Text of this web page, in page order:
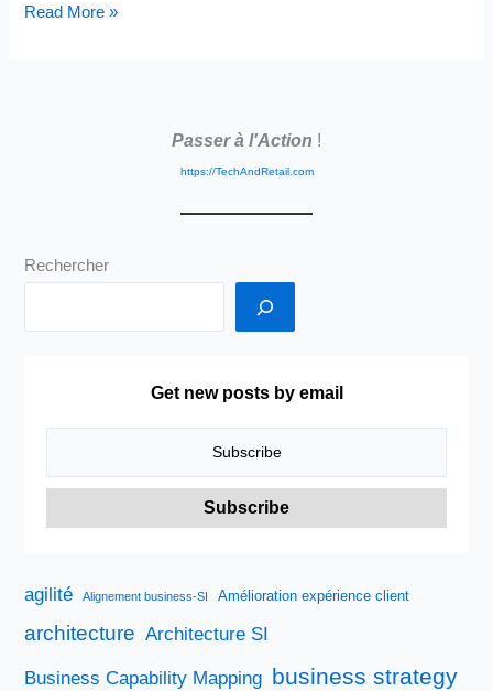
V2
Read More »
Passer à l'Action !
https://TechAndRetail.com
Rechercher
Get new posts by email
agilité Alignement business-SI Amélioration expérience client
architecture Architecture SI
Business Capability Mapping business strategy